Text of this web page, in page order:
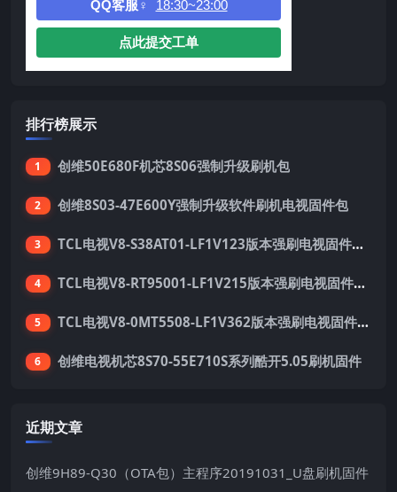
QQ客服♀ 18:30~23:00
点此提交工单
排行榜展示
1 创维50E680F机芯8S06强制升级刷机包
2 创维8S03-47E600Y强制升级软件刷机电视固件包
3 TCL电视V8-S38AT01-LF1V123版本强刷电视固件包下载
4 TCL电视V8-RT95001-LF1V215版本强刷电视固件包下载
5 TCL电视V8-0MT5508-LF1V362版本强刷电视固件包下载
6 创维电视机芯8S70-55E710S系列酷开5.05刷机固件
近期文章
创维9H89-Q30（OTA包）主程序20191031_U盘刷机固件